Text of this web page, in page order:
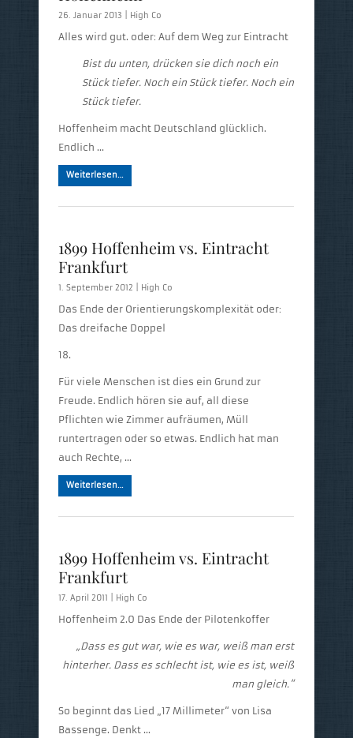
26. Januar 2013 | High Co
Alles wird gut. oder: Auf dem Weg zur Eintracht
Bist du unten, drücken sie dich noch ein
Stück tiefer. Noch ein Stück tiefer. Noch ein
Stück tiefer.
Hoffenheim macht Deutschland glücklich.
Endlich …
Weiterlesen…
1899 Hoffenheim vs. Eintracht
Frankfurt
1. September 2012 | High Co
Das Ende der Orientierungskomplexität oder:
Das dreifache Doppel
18.
Für viele Menschen ist dies ein Grund zur
Freude. Endlich hören sie auf, all diese
Pflichten wie Zimmer aufräumen, Müll
runtertragen oder so etwas. Endlich hat man
auch Rechte, …
Weiterlesen…
1899 Hoffenheim vs. Eintracht
Frankfurt
17. April 2011 | High Co
Hoffenheim 2.0 Das Ende der Pilotenkoffer
„Dass es gut war, wie es war, weiß man erst
hinterher. Dass es schlecht ist, wie es ist, weiß
man gleich.“
So beginnt das Lied „17 Millimeter“ von Lisa
Bassenge. Denkt …